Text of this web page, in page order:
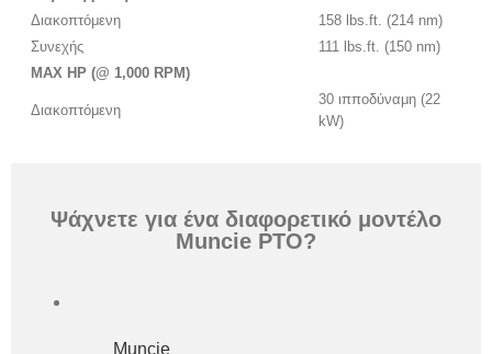
Διακοπτόμενη
158 lbs.ft. (214 nm)
Συνεχής
111 lbs.ft. (150 nm)
MAX HP (@ 1,000 RPM)
Διακοπτόμενη
30 ιπποδύναμη (22
kW)
Ψάχνετε για ένα διαφορετικό μοντέλο
Muncie PTO?
Muncie